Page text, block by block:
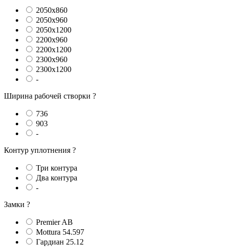
2050x860
2050x960
2050x1200
2200x960
2200x1200
2300x960
2300x1200
-
Ширина рабочей створки ?
736
903
-
Контур уплотнения ?
Три контура
Два контура
-
Замки ?
Premier AB
Mottura 54.597
Гардиан 25.12